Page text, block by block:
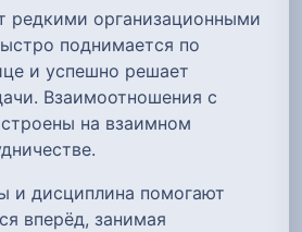
редкими организационными
поднимается по
и успешно решает
Взаимоотношения с
на взаимном
и дисциплина помогают
вперёд, занимая